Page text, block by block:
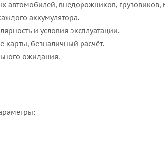
внедорожников, грузовиков,
аккумулятора.
и условия эксплуатации.
карты, безналичный расчёт.
ожидания.